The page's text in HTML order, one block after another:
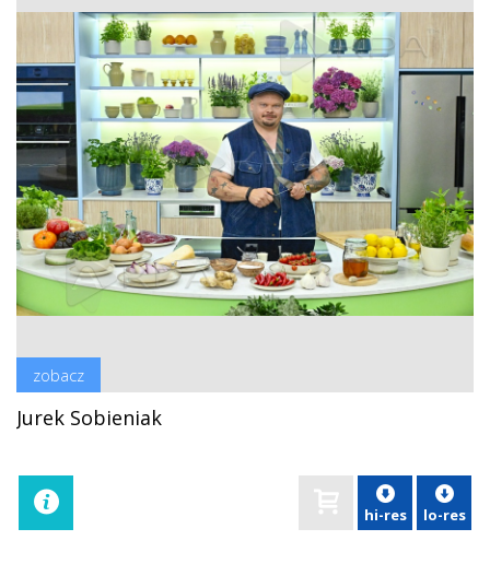
zobacz
Jurek Sobieniak
hi-res lo-res